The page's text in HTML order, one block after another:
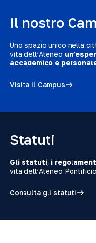
Il nostro
Uno spazio unico nella
vita dell’Ateneo
accademico e
Visita il Campus
Statuti
Gli statuti, i
vita dell’Ateneo
Consulta gli statuti